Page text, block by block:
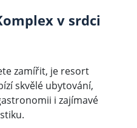
v srdci
zamířit, je resort
skvělé ubytování,
i zajímavé